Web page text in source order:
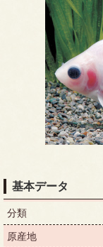
基本データ
分類
原産地